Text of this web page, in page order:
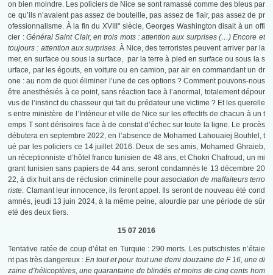
on bien moindre. Les policiers de Nice se sont ramassé comme des bleus par
ce qu’ils n’avaient pas assez de bouteille, pas assez de flair, pas assez de pr
ofessionnalisme. À la fin du XVIII° siècle, Georges Washington disait à un offi
cier :Général Saint Clair, en trois mots : attention aux surprises (…) Encore et
toujours : attention aux surprises. À Nice, des terroristes peuvent arriver par la
mer, en surface ou sous la surface, par la terre à pied en surface ou sous la s
urface, par les égouts, en voiture ou en camion, par air en commandant un dr
one : au nom de quoi éliminer l’une de ces options ? Comment pouvons-nous
être anesthésiés à ce point, sans réaction face à l’anormal, totalement dépour
vus de l’instinct du chasseur qui fait du prédateur une victime ? Et les querelle
s entre ministère de l’Intérieur et ville de Nice sur les effectifs de chacun à un t
emps T sont dérisoires face à de constat d’échec sur toute la ligne. Le procès
débutera en septembre 2022, en l’absence de Mohamed Lahouaiej Bouhlel, t
ué par les policiers ce 14 juillet 2016. Deux de ses amis, Mohamed Ghraieb,
un réceptionniste d’hôtel franco tunisien de 48 ans, et Chokri Chafroud, un mi
grant tunisien sans papiers de 44 ans, seront condamnés le 13 décembre 20
22, à dix huit ans de réclusion criminelle pourassociation de malfaiteurs terro
riste. Clamant leur innocence, ils feront appel. Ils seront de nouveau été cond
amnés, jeudi 13 juin 2024, à la même peine, alourdie par une période de sûr
eté des deux tiers.
15 07 2016
Tentative ratée de coup d’état en Turquie : 290 morts. Les putschistes n’étaie
nt pas très dangereux :En tout et pour tout une demi douzaine de F 16, une di
zaine d’hélicoptères, une quarantaine de blindés et moins de cinq cents hom